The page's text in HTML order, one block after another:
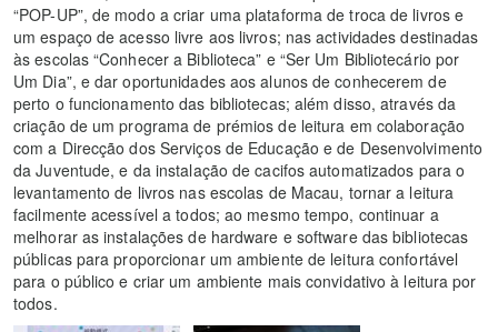
“POP-UP”, de modo a criar uma plataforma de troca de livros e
um espaço de acesso livre aos livros; nas actividades destinadas
às escolas “Conhecer a Biblioteca” e “Ser Um Bibliotecário por
Um Dia”, e dar oportunidades aos alunos de conhecerem de
perto o funcionamento das bibliotecas; além disso, através da
criação de um programa de prémios de leitura em colaboração
com a Direcção dos Serviços de Educação e de Desenvolvimento
da Juventude, e da instalação de cacifos automatizados para o
levantamento de livros nas escolas de Macau, tornar a leitura
facilmente acessível a todos; ao mesmo tempo, continuar a
melhorar as instalações de hardware e software das bibliotecas
públicas para proporcionar um ambiente de leitura confortável
para o público e criar um ambiente mais convidativo à leitura por
todos.